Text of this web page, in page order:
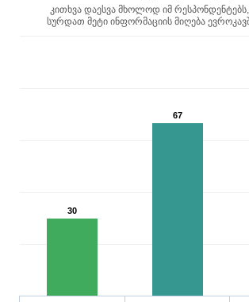
კითხვა დაესვა მხოლოდ იმ
სურდათ მეტი ინფორმაციის მიღება
30
67